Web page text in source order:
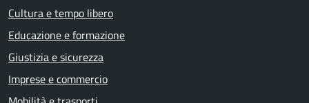
Cultura e tempo libero
Educazione e formazione
Giustizia e sicurezza
Imprese e commercio